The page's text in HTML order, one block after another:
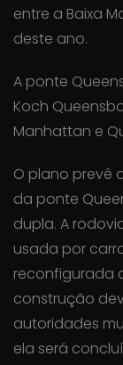
entre a Baixa
deste ano.
A ponte
Koch
Manhattan e
O plano prevê
da ponte
dupla. A
usada por
reconfigurada
construção
autoridades
ela será